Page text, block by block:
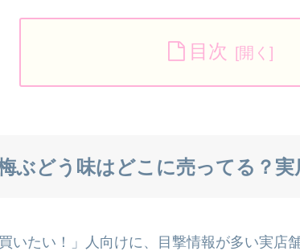
目次
ぶどう味はどこに売ってる？実
いたい！」人向けに、目撃情報が多い実店